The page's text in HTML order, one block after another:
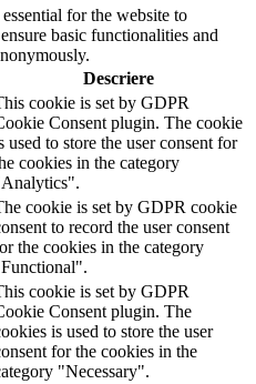
for the website to
basic functionalities and
Descriere
cookie is set by GDPR
Consent plugin. The cookie
used to store the user consent for
cookies in the category
cookie is set by GDPR cookie
to record the user consent
the cookies in the category
cookie is set by GDPR
Consent plugin. The
is used to store the user
for the cookies in the
"Necessary".